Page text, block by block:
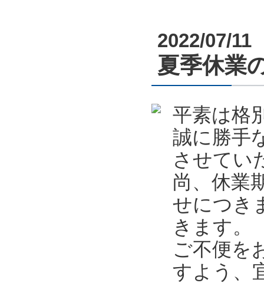
2022/07/11
夏季休業
平素は格
誠に勝手
させてい
尚、休業
せにつき
きます。
ご不便を
すよう、